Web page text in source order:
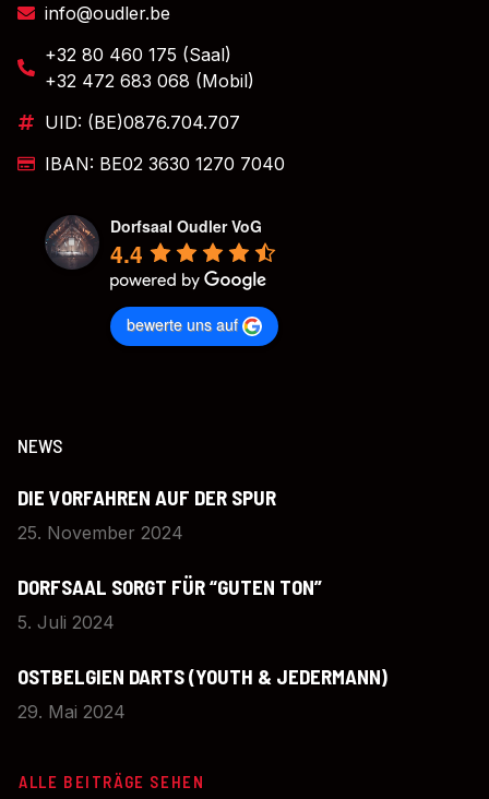
info@oudler.be
+32 80 460 175 (Saal)
+32 472 683 068 (Mobil)
UID: (BE)0876.704.707
IBAN: BE02 3630 1270 7040
Dorfsaal Oudler VoG
4.4
bewerte uns auf
NEWS
DIE VORFAHREN AUF DER SPUR
25. November 2024
DORFSAAL SORGT FÜR “GUTEN TON”
5. Juli 2024
OSTBELGIEN DARTS (YOUTH & JEDERMANN)
29. Mai 2024
ALLE BEITRÄGE SEHEN